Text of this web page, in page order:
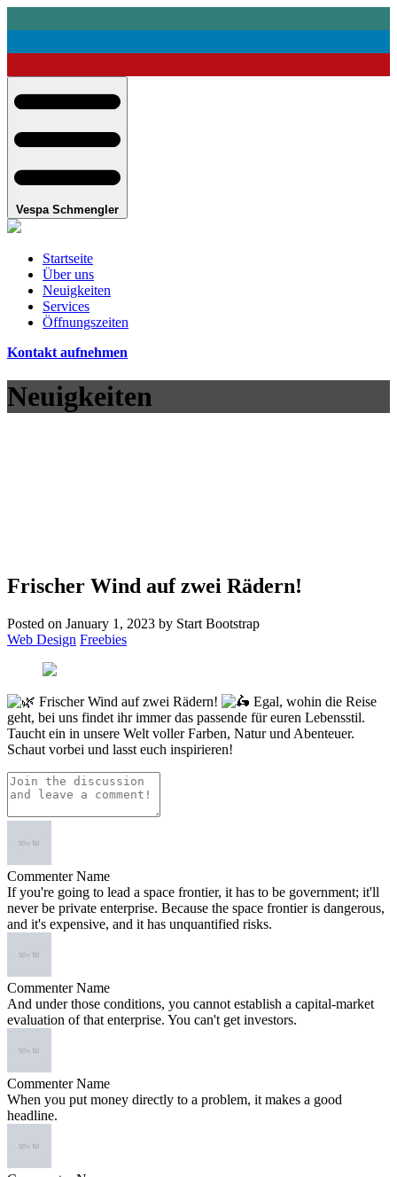
Vespa Schmengler
Startseite
Über uns
Neuigkeiten
Services
Öffnungszeiten
Kontakt aufnehmen
Neuigkeiten
Frischer Wind auf zwei Rädern!
Posted on January 1, 2023 by Start Bootstrap
Web Design Freebies
Frischer Wind auf zwei Rädern!
Egal, wohin die Reise
geht, bei uns findet ihr immer das passende für euren Lebensstil.
Taucht ein in unsere Welt voller Farben, Natur und Abenteuer.
Schaut vorbei und lasst euch inspirieren!
Commenter Name
If you're going to lead a space frontier, it has to be government; it'll
never be private enterprise. Because the space frontier is dangerous,
and it's expensive, and it has unquantified risks.
Commenter Name
And under those conditions, you cannot establish a capital-market
evaluation of that enterprise. You can't get investors.
Commenter Name
When you put money directly to a problem, it makes a good
headline.